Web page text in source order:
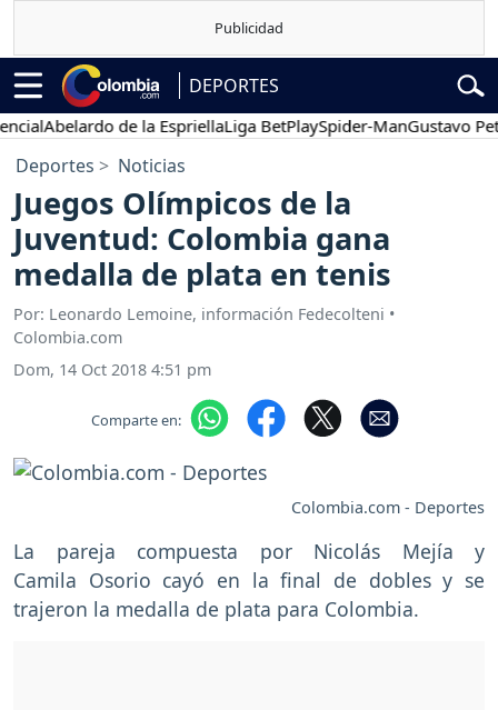
DEPORTES
Abelardo de la EspriellaLiga BetPlaySpider-ManGustavo Petro
Deportes Noticias
Juegos Olímpicos de la
Juventud: Colombia gana
medalla de plata en tenis
Por: Leonardo Lemoine, información Fedecolteni •
Colombia.com
Dom, 14 Oct 2018 4:51 pm
Comparte en:
Colombia.com - Deportes
La pareja compuesta por Nicolás Mejía y
Camila Osorio cayó en la final de dobles y se
trajeron la medalla de plata para Colombia.